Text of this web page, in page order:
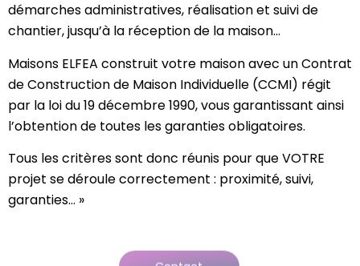
démarches administratives, réalisation et suivi de
chantier, jusqu’à la réception de la maison…
Maisons ELFEA construit votre maison avec un Contrat
de Construction de Maison Individuelle (CCMI) régit
par la loi du 19 décembre 1990, vous garantissant ainsi
l’obtention de toutes les garanties obligatoires.
Tous les critères sont donc réunis pour que VOTRE
projet se déroule correctement : proximité, suivi,
garanties… »
Contact